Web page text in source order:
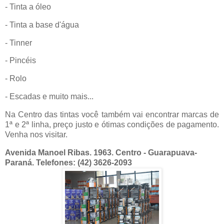
- Tinta a óleo
- Tinta a base d'água
- Tinner
- Pincéis
- Rolo
- Escadas e muito mais...
Na Centro das tintas você também vai encontrar marcas de
1ª e 2ª linha, preço justo e ótimas condições de pagamento.
Venha nos visitar.
Avenida Manoel Ribas. 1963. Centro - Guarapuava-
Paraná. Telefones: (42) 3626-2093